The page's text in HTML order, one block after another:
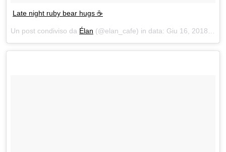
Late night ruby bear hugs ☕️
Un post condiviso da Élan (@elan_cafe) in data: Giu 16, 2018 at 2:33 PDT